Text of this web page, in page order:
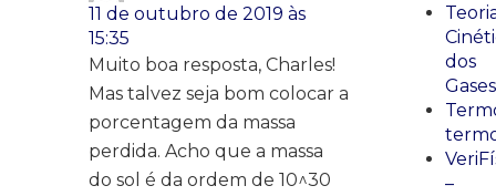
11 de outubro de 2019 às
15:35
Muito boa resposta, Charles!
Mas talvez seja bom colocar a
porcentagem da massa
perdida. Acho que a massa
do sol é da ordem de 10^30
dos
Gases
–